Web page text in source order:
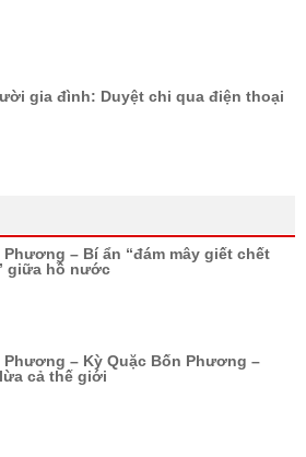
gia đình: Duyệt chi qua điện thoại
Phương – Bí ẩn “đám mây giết chết
giữa hồ nước
Phương – Kỳ Quặc Bốn Phương –
cả thế giới